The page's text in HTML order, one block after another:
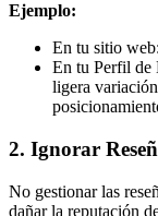
Ejemplo:
En tu sitio
En tu Perfil de
ligera
2. Ignorar
No gestionar las
dañar la reputación